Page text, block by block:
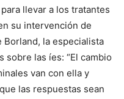
llevar a los tratantes
su intervención de
Borland, la especialista
sobre las íes: “El cambio
van con ella y
las respuestas sean